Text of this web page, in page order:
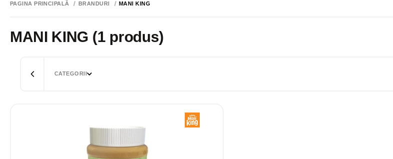
PAGINA PRINCIPALĂ BRANDURI MANI KING
MANI KING (1 produs)
CATEGORII